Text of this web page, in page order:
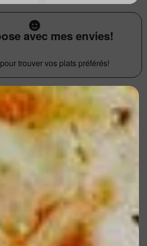
avec mes envies!
trouver vos plats préférés!